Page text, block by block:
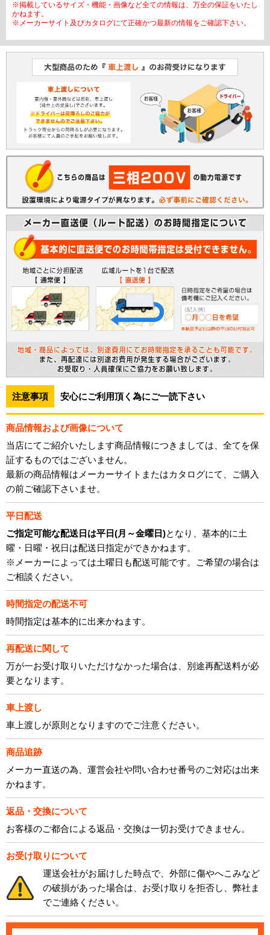
※掲載しているサイズ・機能・画像など全ての情報は、万全の保証をいたし
かねます。
※メーカーサイト及びカタログにて正確かつ最新の情報をご確認下さい。
注意事項 安心にご利用頂く為にご一読下さい
商品情報および画像について
当店にてご紹介いたします商品情報につきましては、全てを保
証するものではございません。
最新の商品情報はメーカーサイトまたはカタログにて、ご購入
の前ご確認下さいませ。
平日配送
ご指定可能な配送日は平日(月～金曜日)となり、基本的に土
曜・日曜・祝日は配送日指定ができかねます。
※メーカーによっては土曜日も配送可能です。ご希望の場合は
ご相談ください。
時間指定の配送不可
時間指定は基本的に出来かねます。
再配送に関して
万が一お受け取りいただけなかった場合は、別途再配送料が必
要となります。
車上渡し
車上渡しが原則となりますのでご注意ください。
商品追跡
メーカー直送の為、運営会社や問い合わせ番号のご対応は出来
かねます。
返品・交換について
お客様のご都合による返品・交換は一切お受けできません。
お受け取りについて
運送会社がお届けした時点で、外部に傷やへこみなど
の破損があった場合は、お受け取りを拒否し、弊社ま
でご連絡ください。